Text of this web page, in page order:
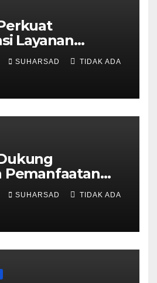
Layanan
Alokasi Tanah
Hadir Melalui
SUHARSAD TIDAK ADA
Pemanfaatan
Sesuai
SUHARSAD TIDAK ADA